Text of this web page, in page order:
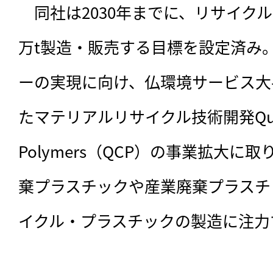
同社は2030年までに、リサイク
万t製造・販売する目標を設定済み
ーの実現に向け、仏環境サービス
たマテリアルリサイクル技術開発
Polymers（QCP）の事業拡大に取
棄プラスチックや産業廃棄プラス
イクル・プラスチックの製造に注